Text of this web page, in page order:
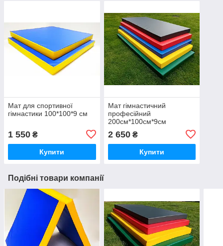
Мат для спортивної
гімнастики 100*100*9 см
1 550 ₴
Купити
Мат гімнастичний
професійний
200см*100см*9см
2 650₴
Купити
Подібні товари компанії